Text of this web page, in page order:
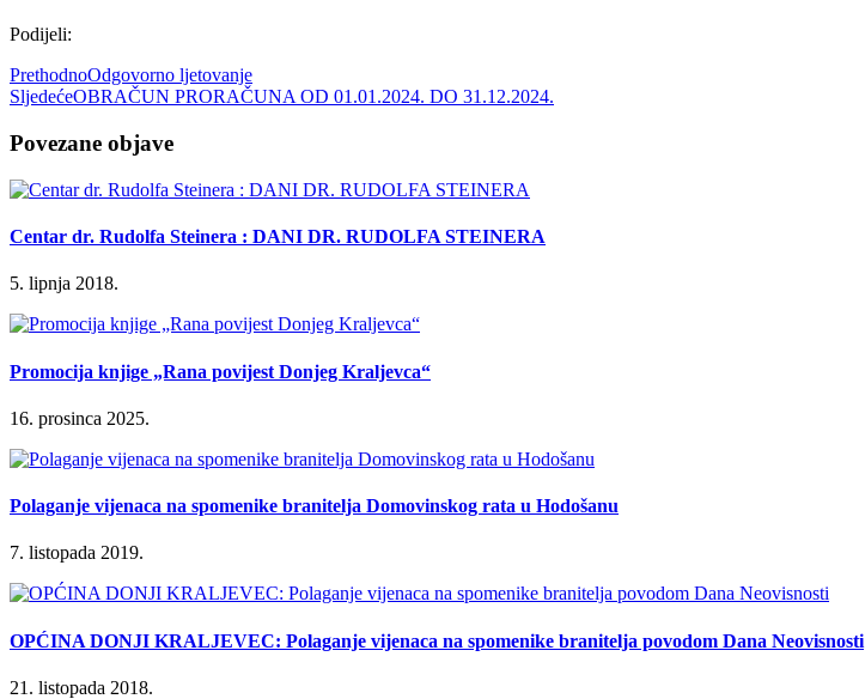
Podijeli:
PrethodnoOdgovorno ljetovanje
SljedećeOBRAČUN PRORAČUNA OD 01.01.2024. DO 31.12.2024.
Povezane objave
Centar dr. Rudolfa Steinera : DANI DR. RUDOLFA STEINERA
5. lipnja 2018.
Promocija knjige „Rana povijest Donjeg Kraljevca“
16. prosinca 2025.
Polaganje vijenaca na spomenike branitelja Domovinskog rata u Hodošanu
7. listopada 2019.
OPĆINA DONJI KRALJEVEC: Polaganje vijenaca na spomenike branitelja povodom Dana Neovisnosti
21. listopada 2018.